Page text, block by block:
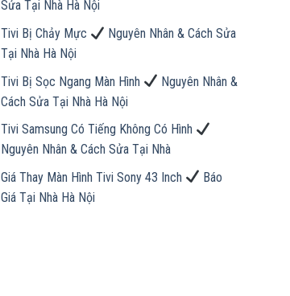
Sửa Tại Nhà Hà Nội
Tivi Bị Chảy Mực
Nguyên Nhân & Cách Sửa
Tại Nhà Hà Nội
Tivi Bị Sọc Ngang Màn Hình
Nguyên Nhân &
Cách Sửa Tại Nhà Hà Nội
Tivi Samsung Có Tiếng Không Có Hình
Nguyên Nhân & Cách Sửa Tại Nhà
Giá Thay Màn Hình Tivi Sony 43 Inch
Báo
Giá Tại Nhà Hà Nội